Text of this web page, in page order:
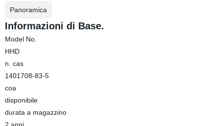
Panoramica
Informazioni di Base.
Model No.
HHD
n. cas
1401708-83-5
coa
disponibile
durata a magazzino